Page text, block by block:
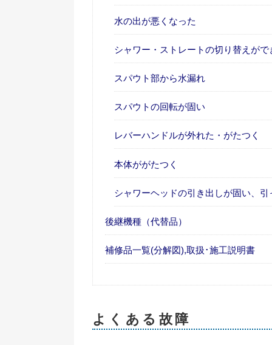
水の出が悪くなった
シャワー・ストレートの切り替えがで
スパウト部から水漏れ
スパウトの回転が固い
レバーハンドルが外れた・がたつく
本体ががたつく
シャワーヘッドの引き出しが固い、引
後継機種（代替品）
補修品一覧(分解図),取扱･施工説明書
よくある故障